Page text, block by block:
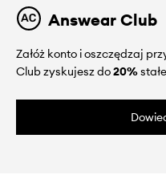
Answear Club
Załóż konto i oszczędzaj
Club zyskujesz do20%